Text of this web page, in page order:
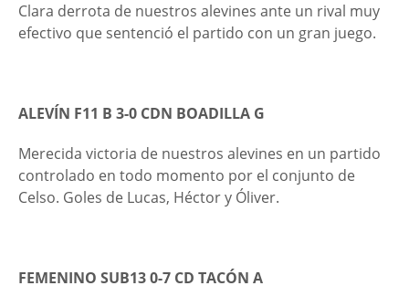
Clara derrota de nuestros alevines ante un rival muy
efectivo que sentenció el partido con un gran juego.
ALEVÍN F11 B 3-0 CDN BOADILLA G
Merecida victoria de nuestros alevines en un partido
controlado en todo momento por el conjunto de
Celso. Goles de Lucas, Héctor y Óliver.
FEMENINO SUB13 0-7 CD TACÓN A